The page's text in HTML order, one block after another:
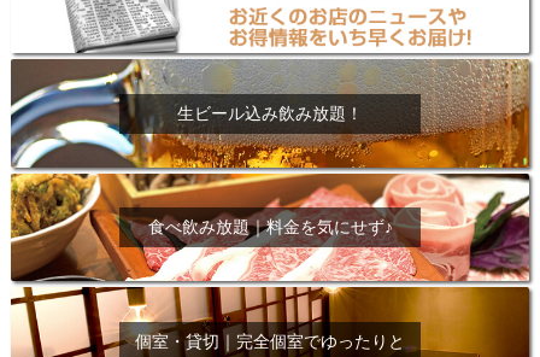
生ビール込み飲み放題！
食べ飲み放題｜料金を気にせず♪
個室・貸切｜完全個室でゆったりと